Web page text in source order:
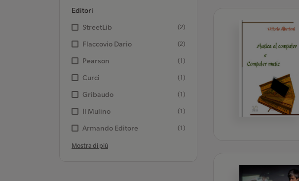
Editori
StreetLib
(2)
Flaccovio Dario (2)
Pearson (1)
Curci (1)
Gribaudo (1)
Il Mulino (1)
Armando Editore (1)
Mostra di più